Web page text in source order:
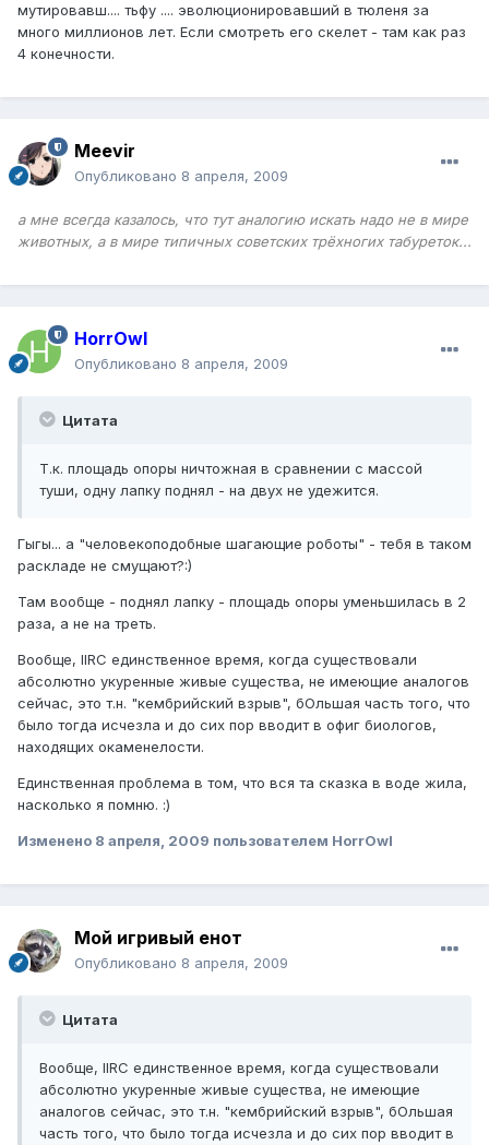
мутировавш.... тьфу .... эволюционировавший в тюленя за
много миллионов лет. Если смотреть его скелет - там как раз
4 конечности.
Meevir
Опубликовано 8 апреля, 2009
а мне всегда казалось, что тут аналогию искать надо не в мире
животных, а в мире типичных советских трёхногих табуреток...
HorrOwl
Опубликовано 8 апреля, 2009
Цитата
Т.к. площадь опоры ничтожная в сравнении с массой
туши, одну лапку поднял - на двух не удежится.
Гыгы... а "человекоподобные шагающие роботы" - тебя в таком
раскладе не смущают?:)
Там вообще - поднял лапку - площадь опоры уменьшилась в 2
раза, а не на треть.
Вообще, IIRC единственное время, когда существовали
абсолютно укуренные живые существа, не имеющие аналогов
сейчас, это т.н. "кембрийский взрыв", бОльшая часть того, что
было тогда исчезла и до сих пор вводит в офиг биологов,
находящих окаменелости.
Единственная проблема в том, что вся та сказка в воде жила,
насколько я помню. :)
Изменено 8 апреля, 2009 пользователем HorrOwl
Мой игривый енот
Опубликовано 8 апреля, 2009
Цитата
Вообще, IIRC единственное время, когда существовали
абсолютно укуренные живые существа, не имеющие
аналогов сейчас, это т.н. "кембрийский взрыв", бОльшая
часть того, что было тогда исчезла и до сих пор вводит в